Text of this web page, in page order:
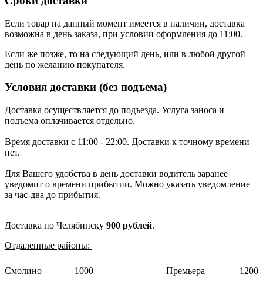
Если товар на данный момент имеется в наличии, доставка
возможна в день заказа, при условии оформления до 11:00.
Если же позже, то на следующий день, или в любой другой
день по желанию покупателя.
Условия доставки (без подъема)
Доставка осуществляется до подъезда. Услуга заноса и
подъема оплачивается отдельно.
Время доставки с 11:00 - 22:00. Доставки к точному времени
нет.
Для Вашего удобства в день доставки водитель заранее
уведомит о времени прибытии. Можно указать уведомление
за час-два до прибытия.
Доставка по Челябинску 900 рублей.
Отдаленные районы:
Смолино 1000 Премьера
1200